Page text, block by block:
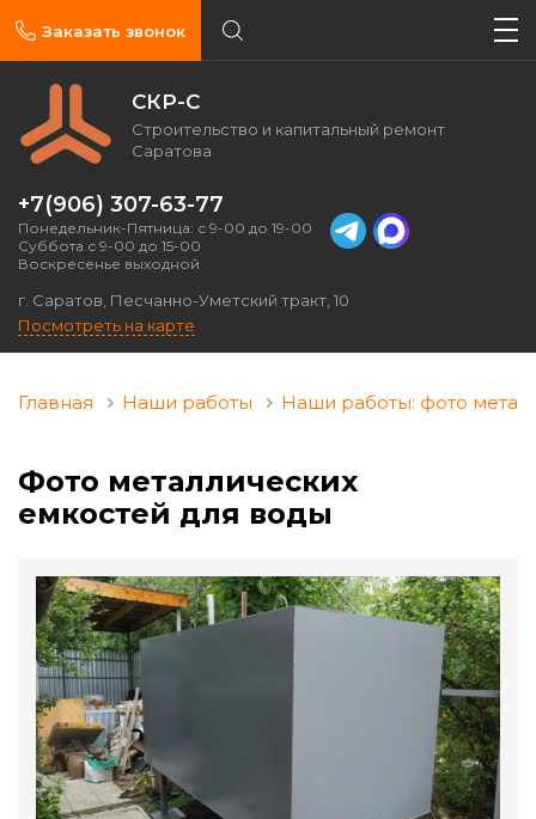
СКР-С
Строительство и капитальный ремонт
Саратова
г. Саратов, Песчанно-Уметский тракт, 10
Посмотреть на карте
+7(906) 307-63-77
Понедельник-Пятница: с 9-00 до 19-00
Суббота с 9-00 до 15-00
Воскресенье выходной
Заказать звонок
Главная Наши работы Наши работы: фото
Фото металлических
емкостей для воды